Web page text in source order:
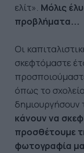
ελίτ». Μόλις
προβλήματα...
Οι
σκεφτόμαστε
όπως το
δημιουργήσουν
κάνουν να
προσθέτουμε
φωτογραφία